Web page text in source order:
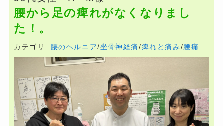
腰から足の痺れがなくなりまし
た！。
カテゴリ: 腰のヘルニア/坐骨神経痛/痺れと痛み/腰痛